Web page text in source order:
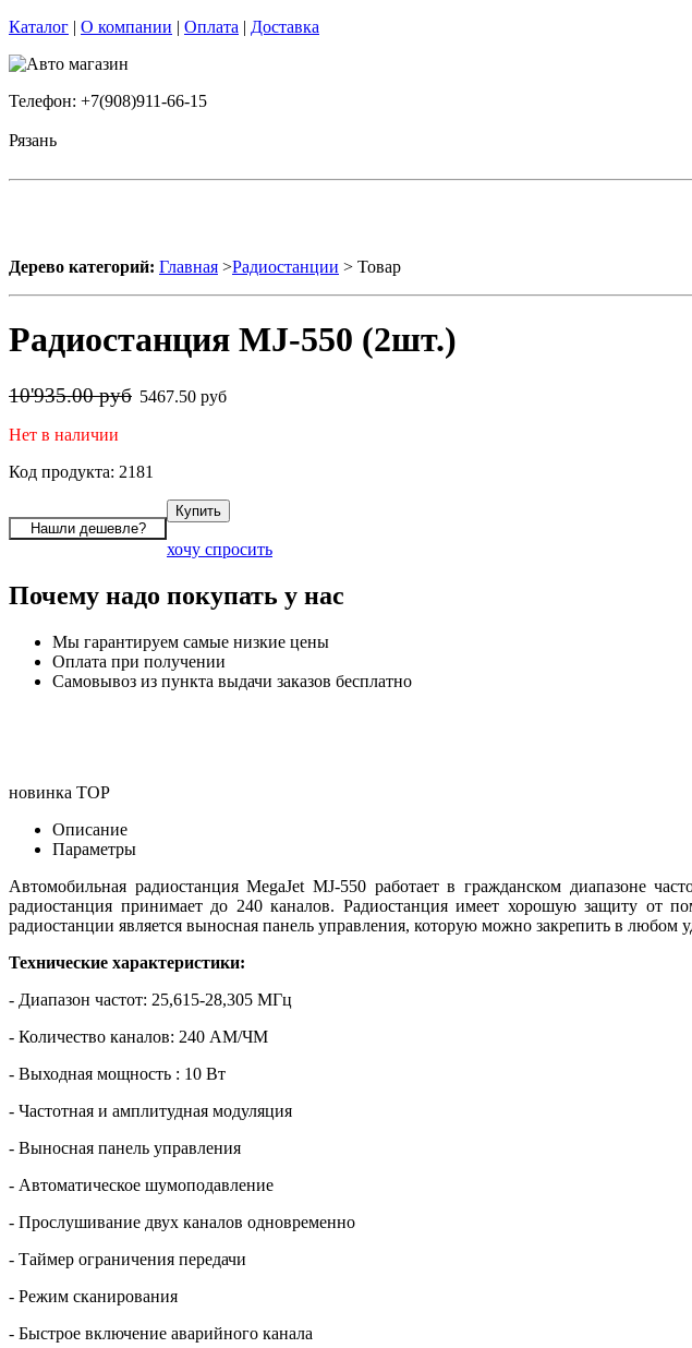
Каталог | О компании | Оплата | Доставка
Телефон: +7(908)911-66-15
Рязань
Дерево категорий: Главная >Радиостанции > Товар
Радиостанция MJ-550 (2шт.)
10'935.00 руб 5467.50 руб
Нет в наличии
Код продукта: 2181
хочу спросить
Почему надо покупать у нас
Мы гарантируем самые низкие цены
Оплата при получении
Самовывоз из пункта выдачи заказов бесплатно
новинка TOP
Описание
Параметры
Автомобильная радиостанция MegaJet MJ-550 работает в гражданском диапазоне
радиостанция принимает до 240 каналов. Радиостанция имеет хорошую защиту от
радиостанции является выносная панель управления, которую можно закрепить в любом
Технические характеристики:
- Диапазон частот: 25,615-28,305 МГц
- Количество каналов: 240 АМ/ЧМ
- Выходная мощность : 10 Вт
- Частотная и амплитудная модуляция
- Выносная панель управления
- Автоматическое шумоподавление
- Прослушивание двух каналов одновременно
- Таймер ограничения передачи
- Режим сканирования
- Быстрое включение аварийного канала